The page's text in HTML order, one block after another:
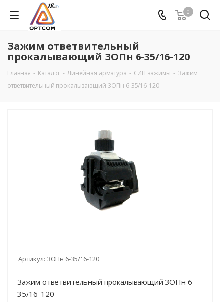
0
Зажим ответвительный
прокалывающий ЗОПн 6-35/16-120
Главная - Каталог - Линейная арматура - СИП зажимы - Зажим
ответвительный прокалывающий ЗОПн 6-35/16-120
Артикул: ЗОПн 6-35/16-120
Зажим ответвительный прокалывающий ЗОПн 6-
35/16-120